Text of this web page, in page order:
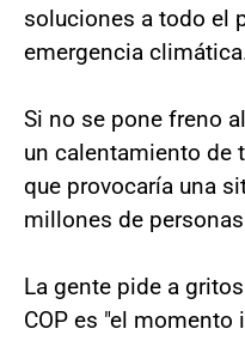
soluciones a todo el
emergencia
Si no se pone freno
un calentamiento de
que provocaría una
millones de
La gente pide a
COP es "el momento